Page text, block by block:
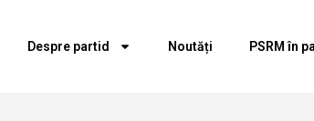
Despre partid Noutăți PSRM în